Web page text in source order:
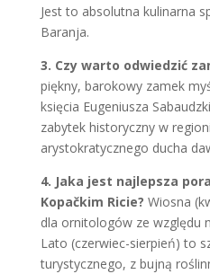
Jest to absolutna kulinarna
Baranja.
3. Czy warto odwiedzić
piękny, barokowy zamek
księcia Eugeniusza
zabytek historyczny w
arystokratycznego ducha
4. Jaka jest najlepsza
Kopačkim Ricie? Wiosna
dla ornitologów ze względu
Lato (czerwiec-sierpień) to
turystycznego, z bujną